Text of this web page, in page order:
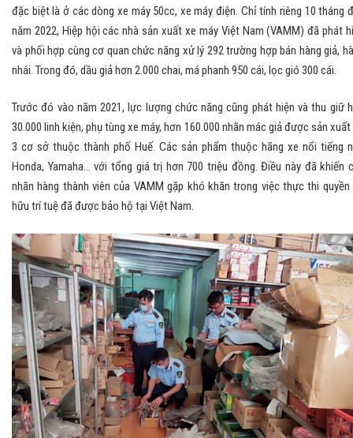
đặc biệt là ở các dòng xe máy 50cc, xe máy điện. Chỉ tính riêng 10 tháng
năm 2022, Hiệp hội các nhà sản xuất xe máy Việt Nam (VAMM) đã phát
và phối hợp cùng cơ quan chức năng xử lý 292 trường hợp bán hàng giả,
nhái. Trong đó, dầu giả hơn 2.000 chai, má phanh 950 cái, lọc gió 300 cái.
Trước đó vào năm 2021, lực lượng chức năng cũng phát hiện và thu giữ
30.000 linh kiện, phụ tùng xe máy, hơn 160.000 nhãn mác giả được sản
3 cơ sở thuộc thành phố Huế. Các sản phẩm thuộc hãng xe nổi tiếng
Honda, Yamaha... với tổng giá trị hơn 700 triệu đồng. Điều này đã khiến
nhãn hàng thành viên của VAMM gặp khó khăn trong việc thực thi
hữu trí tuệ đã được bảo hộ tại Việt Nam.